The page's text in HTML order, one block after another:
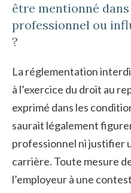
être mentionné
professionnel ou
?
La réglementation
à l’exercice du droit au
exprimé dans les
saurait légalement
professionnel ni justifier
carrière. Toute mesure
l’employeur à une